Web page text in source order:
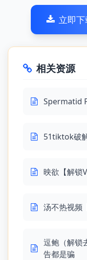
立即下
相关资源
Spermatid
51tiktok破
映欲【解锁
汤不热视频
逗鲍（解锁
告都是骗